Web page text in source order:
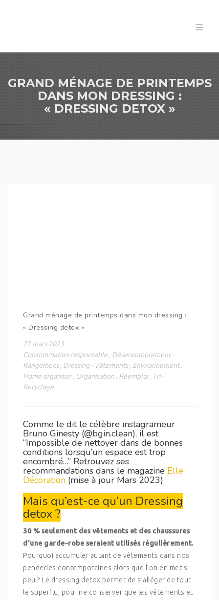
GRAND MÉNAGE DE PRINTEMPS
DANS MON DRESSING :
« DRESSING DETOX »
Grand ménage de printemps dans mon dressing :
« Dressing detox »
27 mars 2023
Consommation responsable
Désencombrement -
Rangement
Dressing - Vêtements Environnement
Home organiser
Organisation Réemploi
Tri -
Recyclage
Comme le dit le célèbre instagrameur
Bruno Ginesty (@bgin.clean), il est
“Impossible de nettoyer dans de bonnes
conditions lorsqu’un espace est trop
encombré…” Retrouvez ses
recommandations dans le magazine Elle
Décoration (mise à jour Mars 2023)
Mais qu’est-ce qu’un Dressing
detox ?
30 % seulement des vêtements et des chaussures
d’une garde-robe seraient utilisés régulièrement.
Pourquoi accumuler autant de vêtements dans nos
penderies contemporaines alors que l’on en met si
peu ? Le dressing detox permet de s’alléger de tout
le superflu, pour ne conserver que les vêtements et